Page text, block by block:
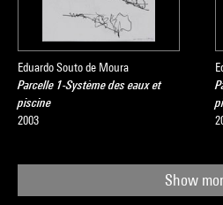
Eduardo Souto de Moura
Parcelle 1-Système des eaux et
piscine
2003
Show